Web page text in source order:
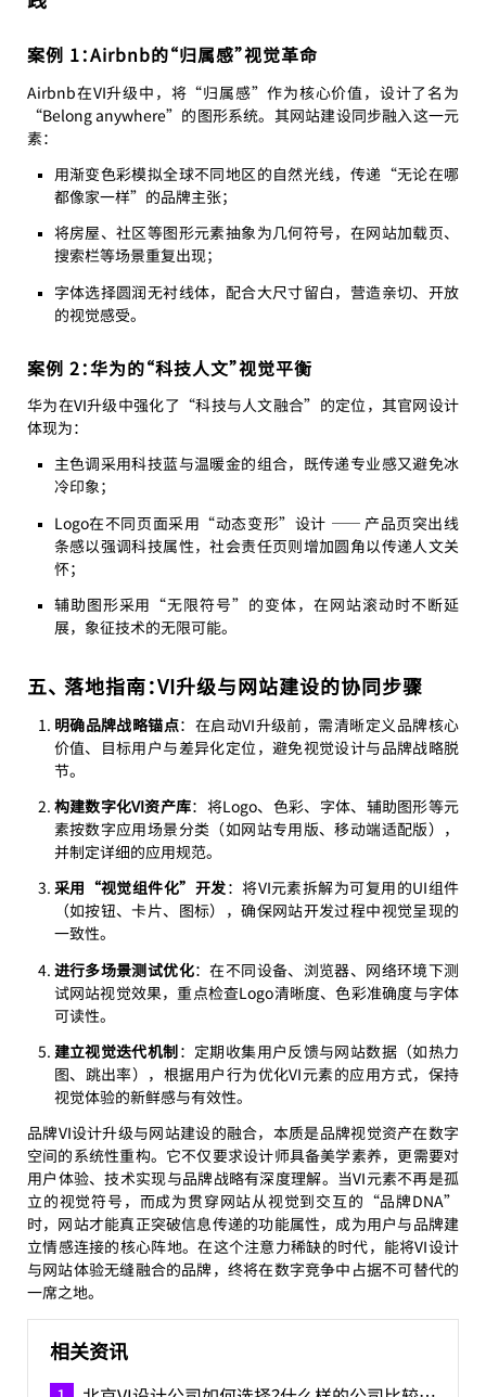
案例 1：Airbnb的“归属感”视觉革命
Airbnb在VI升级中，将“归属感”作为核心价值，设计了名为
“Belong anywhere”的图形系统。其网站建设同步融入这一元
素：
用渐变色彩模拟全球不同地区的自然光线，传递“无论在哪
都像家一样”的品牌主张；
将房屋、社区等图形元素抽象为几何符号，在网站加载页、
搜索栏等场景重复出现；
字体选择圆润无衬线体，配合大尺寸留白，营造亲切、开放
的视觉感受。
案例 2：华为的“科技人文”视觉平衡
华为在VI升级中强化了“科技与人文融合”的定位，其官网设计
体现为：
主色调采用科技蓝与温暖金的组合，既传递专业感又避免冰
冷印象；
Logo在不同页面采用“动态变形”设计 —— 产品页突出线
条感以强调科技属性，社会责任页则增加圆角以传递人文关
怀；
辅助图形采用“无限符号”的变体，在网站滚动时不断延
展，象征技术的无限可能。
五、 落地指南：VI升级与网站建设的协同步骤
明确品牌战略锚点：在启动VI升级前，需清晰定义品牌核心
价值、目标用户与差异化定位，避免视觉设计与品牌战略脱
节。
构建数字化VI资产库：将Logo、色彩、字体、辅助图形等元
素按数字应用场景分类（如网站专用版、移动端适配版），
并制定详细的应用规范。
采用“视觉组件化”开发 ：将VI元素拆解为可复用的UI组件
（如按钮、卡片、图标），确保网站开发过程中视觉呈现的
一致性。
进行多场景测试优化：在不同设备、浏览器、网络环境下测
试网站视觉效果，重点检查Logo清晰度、色彩准确度与字体
可读性。
建立视觉迭代机制 ：定期收集用户反馈与网站数据（如热力
图、跳出率），根据用户行为优化VI元素的应用方式，保持
视觉体验的新鲜感与有效性。
品牌VI设计升级与网站建设的融合，本质是品牌视觉资产在数字
空间的系统性重构。它不仅要求设计师具备美学素养，更需要对
用户体验、技术实现与品牌战略有深度理解。当VI元素不再是孤
立的视觉符号，而成为贯穿网站从视觉到交互的“品牌DNA”
时，网站才能真正突破信息传递的功能属性，成为用户与品牌建
立情感连接的核心阵地。在这个注意力稀缺的时代，能将VI设计
与网站体验无缝融合的品牌，终将在数字竞争中占据不可替代的
一席之地。
相关资讯